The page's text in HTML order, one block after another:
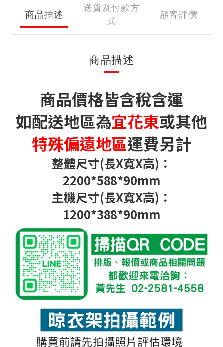
商品描述
送貨及付款方
式
顧客評價
商品描述
商品價格皆含稅含運
如配送地區為宜花東或其他
特殊偏遠地區運費另計
整體尺寸(長X寬X高)：
2200*588*90mm
主機尺寸(長X寬X高)：
1200*388*90mm